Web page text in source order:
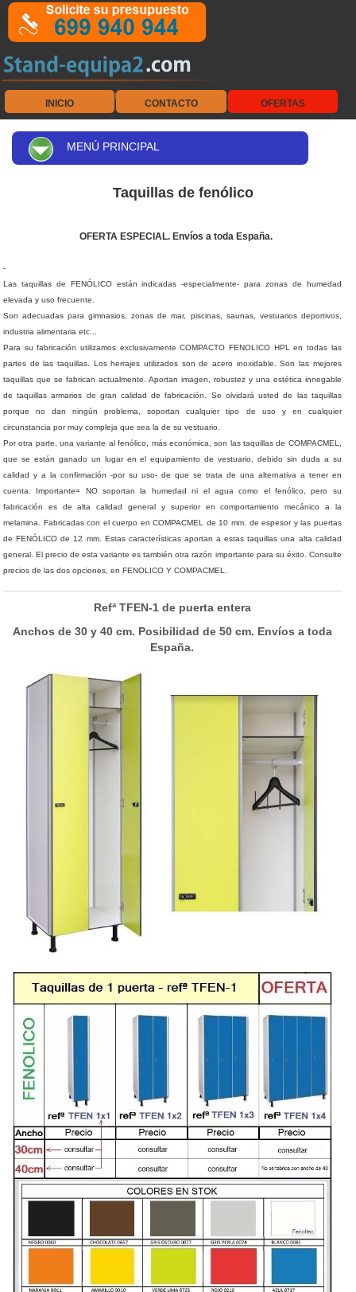
Equipamiento de vestuarios - Fenólicos - Colectividades
INICIO CONTACTO OFERTAS
MENÚ PRINCIPAL
Taquillas de fenólico
OFERTA ESPECIAL. Envíos a toda España.
-
Las taquillas de FENÓLICO están indicadas -especialmente- para zonas de humedad
elevada y uso frecuente.
Son adecuadas para gimnasios, zonas de mar, piscinas, saunas, vestuarios deportivos,
industria alimentaria etc...
Para su fabricación utilizamos exclusivamente COMPACTO FENOLICO HPL en todas las
partes de las taquillas. Los herrajes utilizados son de acero inoxidable. Son las mejores
taquillas que se fabrican actualmente. Aportan imagen, robustez y una estética innegable
de taquillas armarios de gran calidad de fabricación. Se olvidará usted de las taquillas
porque no dan ningún problema, soportan cualquier tipo de uso y en cualquier
circunstancia por muy compleja que sea la de su vestuario.
Por otra parte, una variante al fenólico, más económica, son las taquillas de COMPACMEL,
que se están ganado un lugar en el equipamiento de vestuario, debido sin duda a su
calidad y a la confirmación -por su uso- de que se trata de una alternativa a tener en
cuenta. Importante= NO soportan la humedad ni el agua como el fenólico, pero su
fabricación es de alta calidad general y superior en comportamiento mecánico a la
melamina. Fabricadas con el cuerpo en COMPACMEL de 10 mm. de espesor y las puertas
de FENÓLICO de 12 mm. Estas características aportan a estas taquillas una alta calidad
general. El precio de esta variante es también otra razón importante para su éxito. Consulte
precios de las dos opciones, en FENOLICO Y COMPACMEL.
Refª TFEN-1 de puerta entera
Anchos de 30 y 40 cm. Posibilidad de 50 cm. Envíos a toda
España.